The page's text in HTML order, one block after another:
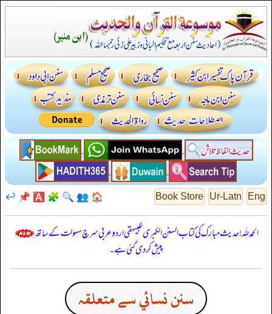
Eng
Ur-Latn
Book Store
🏠
👥
🔍
🧩
🅰️
📌
↩️
الحمدللہ! حدیث مبارک کی کتاب السنن الكبرى للبيهقي اردو عربی سرچ سہولت کے ساتھ
پیش کر دی گئی ہے۔
سنن نسائي سے متعلقہ